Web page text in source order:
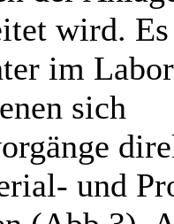
wird. Es
im
sich
und